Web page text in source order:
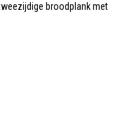
broodplank met